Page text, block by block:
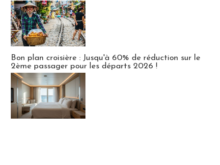
Bon plan croisière : Jusqu'à 60% de réduction sur le
2ème passager pour les départs 2026 !